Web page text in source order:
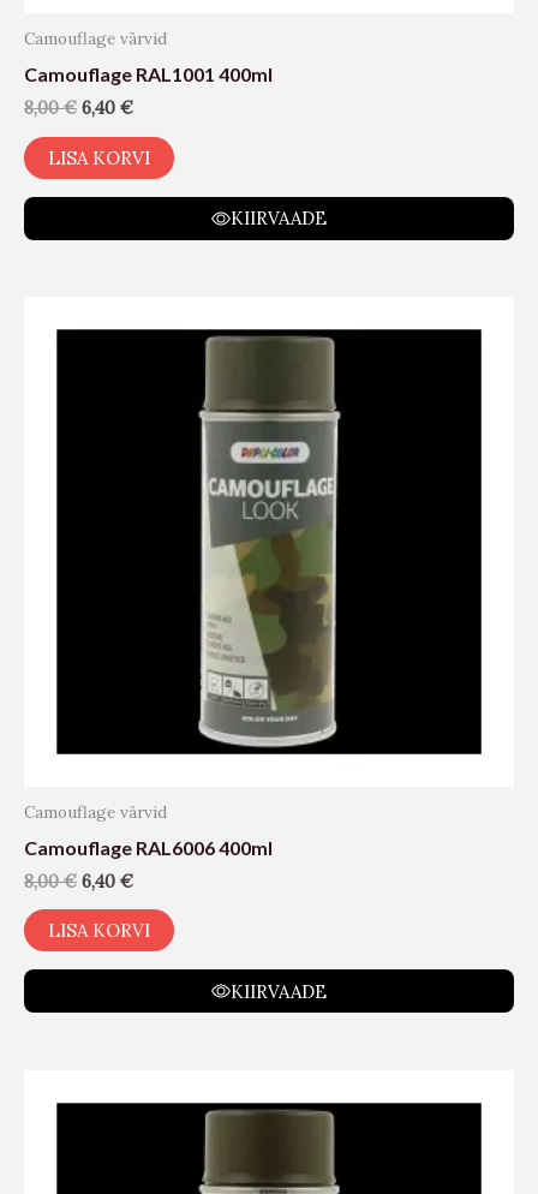
Camouflage värvid
Camouflage RAL1001 400ml
8,00€ 6,40 €
LISA KORVI
KIIRVAADE
Camouflage värvid
Camouflage RAL6006 400ml
8,00€ 6,40 €
LISA KORVI
KIIRVAADE